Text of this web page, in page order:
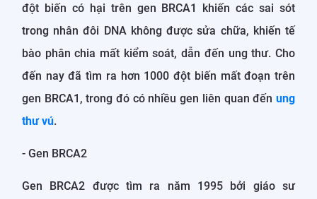
đột biến có hại trên gen BRCA1 khiến các sai sót
trong nhân đôi DNA không được sửa chữa, khiến tế
bào phân chia mất kiểm soát, dẫn đến ung thư. Cho
đến nay đã tìm ra hơn 1000 đột biến mất đoạn trên
gen BRCA1, trong đó có nhiều gen liên quan đến ung
thư vú.
- Gen BRCA2
Gen BRCA2 được tìm ra năm 1995 bởi giáo sư